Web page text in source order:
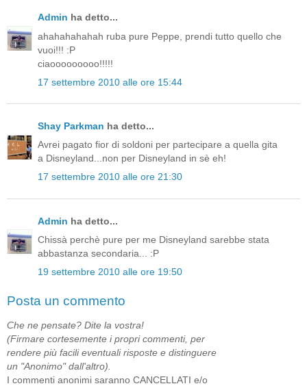
Admin ha detto...
ahahahahahah ruba pure Peppe, prendi tutto quello che
vuoi!!! :P
ciaooooooooo!!!!!
17 settembre 2010 alle ore 15:44
Shay Parkman ha detto...
Avrei pagato fior di soldoni per partecipare a quella gita
a Disneyland...non per Disneyland in sè eh!
17 settembre 2010 alle ore 21:30
Admin ha detto...
Chissà perchè pure per me Disneyland sarebbe stata
abbastanza secondaria... :P
19 settembre 2010 alle ore 19:50
Posta un commento
Che ne pensate? Dite la vostra!
(Firmare cortesemente i propri commenti, per
rendere più facili eventuali risposte e distinguere
un "Anonimo" dall'altro).
I commenti anonimi saranno CANCELLATI e/o